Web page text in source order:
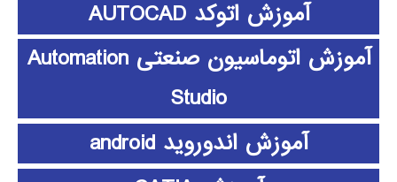
آموزش اتوکد AUTOCAD
آموزش اتوماسیون صنعتی Automation
Studio
آموزش اندوروید android